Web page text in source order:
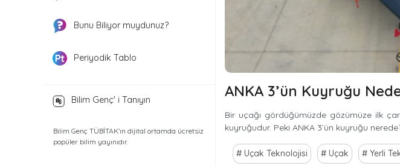
Bunu Biliyor muydunuz?
Periyodik Tablo
Bilim Genç' i Tanıyın
Bilim Genç TÜBİTAK’ın dijital ortamda ücretsiz
popüler bilim yayınıdır.
ANKA 3’ün Kuyruğu
Bir uçağı gördüğümüzde gözümüze ilk
kuyruğudur. Peki ANKA 3’ün kuyruğu
Uçak Teknolojisi Uçak Yerli